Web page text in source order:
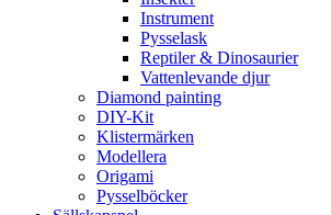
Instrument
Pysselask
Reptiler & Dinosaurier
Vattenlevande djur
Diamond painting
DIY-Kit
Klistermärken
Modellera
Origami
Pysselböcker